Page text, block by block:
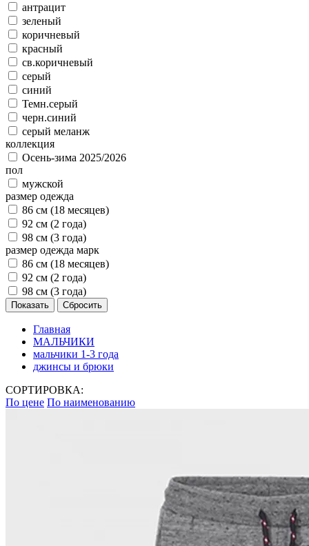
антрацит
зеленый
коричневый
красный
св.коричневый
серый
синий
Темн.серый
черн.синий
серый меланж
коллекция
Осень-зима 2025/2026
пол
мужской
размер одежда
86 см (18 месяцев)
92 см (2 года)
98 см (3 года)
размер одежда марк
86 см (18 месяцев)
92 см (2 года)
98 см (3 года)
Главная
МАЛЬЧИКИ
мальчики 1-3 года
джинсы и брюки
СОРТИРОВКА:
По цене По наименованию